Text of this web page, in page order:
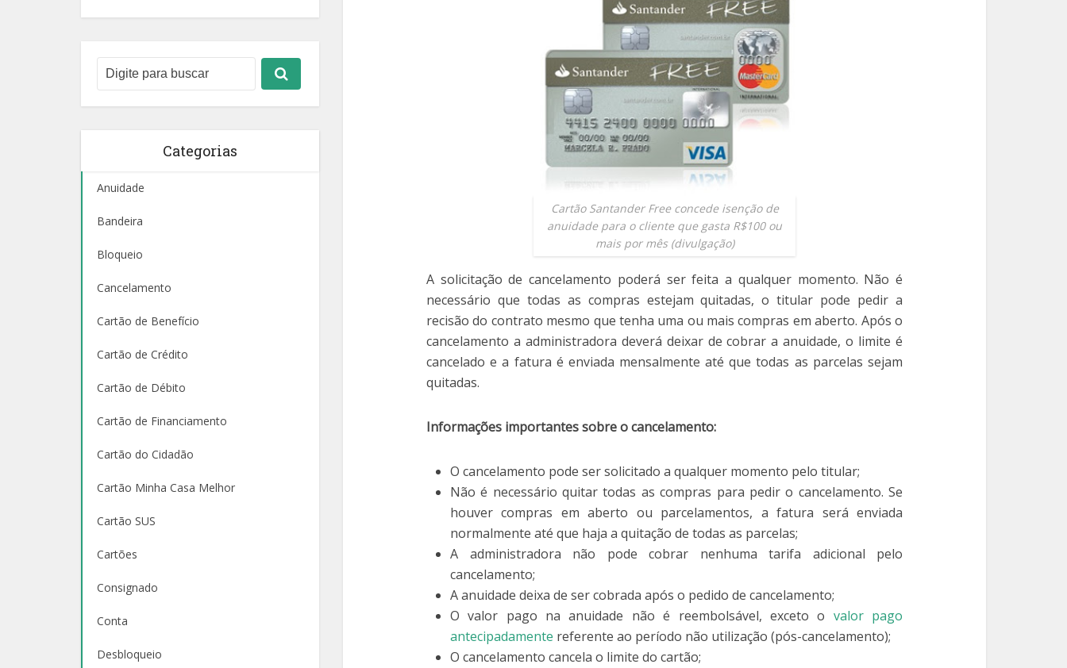
Categorias
Anuidade
Bandeira
Bloqueio
Cancelamento
Cartão de Benefício
Cartão de Crédito
Cartão de Débito
Cartão de Financiamento
Cartão do Cidadão
Cartão Minha Casa Melhor
Cartão SUS
Cartões
Consignado
Conta
Desbloqueio
Cartão Santander Free concede isenção de
anuidade para o cliente que gasta R$100 ou
mais por mês (divulgação)
A solicitação de cancelamento poderá ser feita a qualquer momento. Não é
necessário que todas as compras estejam quitadas, o titular pode pedir a
recisão do contrato mesmo que tenha uma ou mais compras em aberto. Após o
cancelamento a administradora deverá deixar de cobrar a anuidade, o limite é
cancelado e a fatura é enviada mensalmente até que todas as parcelas sejam
quitadas.
Informações importantes sobre o cancelamento:
O cancelamento pode ser solicitado a qualquer momento pelo titular;
Não é necessário quitar todas as compras para pedir o cancelamento. Se
houver compras em aberto ou parcelamentos, a fatura será enviada
normalmente até que haja a quitação de todas as parcelas;
A administradora não pode cobrar nenhuma tarifa adicional pelo
cancelamento;
A anuidade deixa de ser cobrada após o pedido de cancelamento;
O valor pago na anuidade não é reembolsável, exceto o valor pago
antecipadamente referente ao período não utilização (pós-cancelamento);
O cancelamento cancela o limite do cartão;